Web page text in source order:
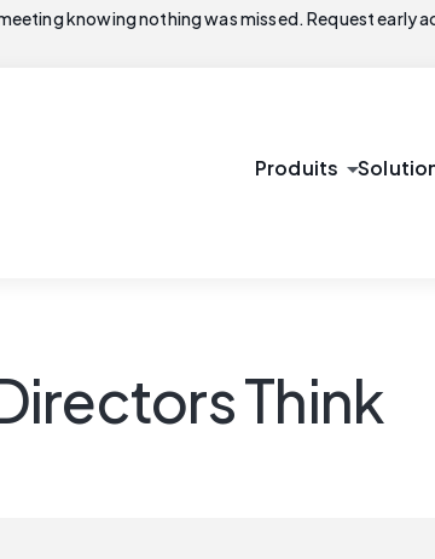
knowing nothing was missed. Request early
Produits arrow_drop_down
Think